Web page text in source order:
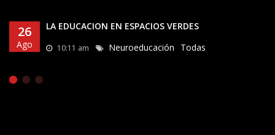
26
Ago
LA EDUCACION EN ESPACIOS VERDES
10:11 am Neuroeducación Todas